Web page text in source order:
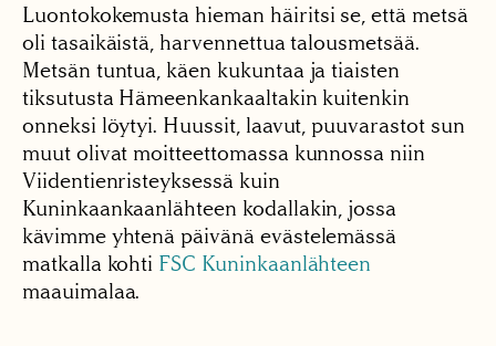
Luontokokemusta hieman häiritsi se, että metsä
oli tasaikäistä, harvennettua talousmetsää.
Metsän tuntua, käen kukuntaa ja tiaisten
tiksutusta Hämeenkankaaltakin kuitenkin
onneksi löytyi. Huussit, laavut, puuvarastot sun
muut olivat moitteettomassa kunnossa niin
Viidentienristeyksessä kuin
Kuninkaankaanlähteen kodallakin, jossa
kävimme yhtenä päivänä evästelemässä
matkalla kohti FSC Kuninkaanlähteen
maauimalaa.